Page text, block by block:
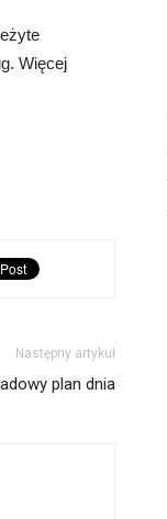
Więcej
Następny artykuł
plan dnia